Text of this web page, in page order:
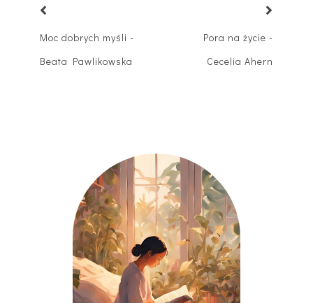
Moc dobrych myśli -
Beata Pawlikowska
Pora na życie -
Cecelia Ahern